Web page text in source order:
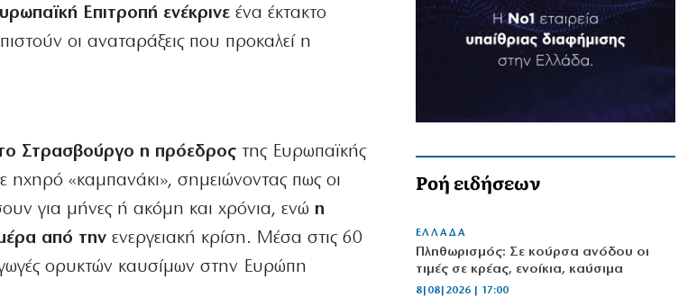
Επιτροπή ενέκρινε ένα έκτακτο
οι αναταράξεις που προκαλεί η
Στρασβούργο η πρόεδρος της Ευρωπαϊκής
«καμπανάκι», σημειώνοντας πως οι
για μήνες ή ακόμη και χρόνια, ενώ η
από την ενεργειακή κρίση. Μέσα στις 60
ορυκτών καυσίμων στην Ευρώπη
Ροή ειδήσεων
ΕΛΛΑΔΑ
Πληθωρισμός: Σε κούρσα ανόδου οι
τιμές σε κρέας, ενοίκια, καύσιμα
8|08|2026 | 17:00